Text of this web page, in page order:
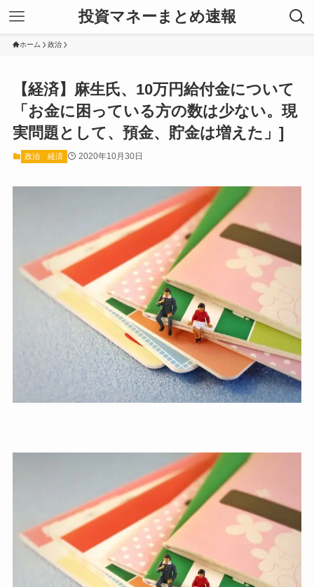
投資マネーまとめ速報
ホーム 政治
【経済】麻生氏、10万円給付金について
「お金に困っている方の数は少ない。現
実問題として、預金、貯金は増えた」]
政治 経済 2020年10月30日